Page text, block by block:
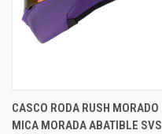
CASCO RODA RUSH MORADO
MICA MORADA ABATIBLE SVS